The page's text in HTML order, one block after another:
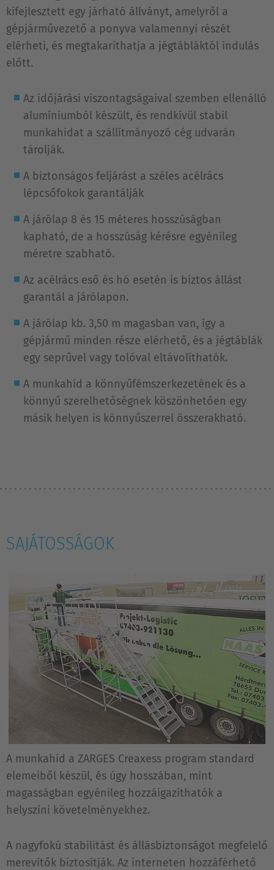
kifejlesztett egy járható állványt, amelyről a
gépjárművezető a ponyva valamennyi részét
elérheti, és megtakaríthatja a jégtábláktól indulás
előtt.
Az időjárási viszontagságaival szemben ellenálló
alumíniumból készült, és rendkívül stabil
munkahidat a szállítmányozó cég udvarán
tárolják.
A biztonságos feljárást a széles acélrács
lépcsőfokok garantálják
A járólap 8 és 15 méteres hosszúságban
kapható, de a hosszúság kérésre egyénileg
méretre szabható.
Az acélrács eső és hó esetén is biztos állást
garantál a járólapon.
A járólap kb. 3,50 m magasban van, így a
gépjármű minden része elérhető, és a jégtáblák
egy seprűvel vagy tolóval eltávolíthatók.
A munkahíd a könnyűfémszerkezetének és a
könnyű szerelhetőségnek köszönhetően egy
másik helyen is könnyűszerrel összerakható.
SAJÁTOSSÁGOK
A munkahíd a ZARGES Creaxess program standard
elemeiből készül, és úgy hosszában, mint
magasságban egyénileg hozzáigazíthatók a
helyszíni követelményekhez.
A nagyfokú stabilitást és állásbiztonságot megfelelő
merevítők biztosítják. Az interneten hozzáférhető